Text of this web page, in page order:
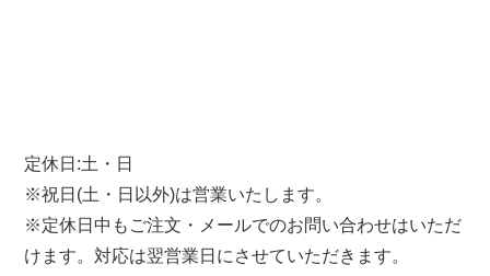
定休日:土・日
※祝日(土・日以外)は営業いたします。
※定休日中もご注文・メールでのお問い合わせはいただ
けます。対応は翌営業日にさせていただきます。